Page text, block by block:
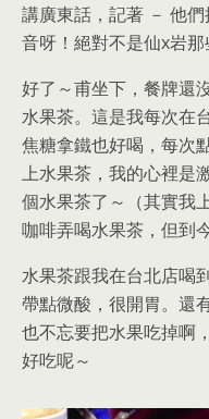
講廣東話，記著 － 他
音呀！絕對不是仙x岩
好了～甫坐下，餐牌還
水果茶。這是我每次在
焦糖拿鐵也好喝，每次
上水果茶，我的心裡是
個水果茶了～（其實我
咖啡弄喝水果茶，但到
水果茶跟我在台北店喝
帶點微酸，很開胃。還
也不忘要把水果吃掉啊
好吃呢～